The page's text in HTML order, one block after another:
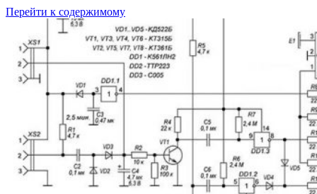
Перейти к содержимому